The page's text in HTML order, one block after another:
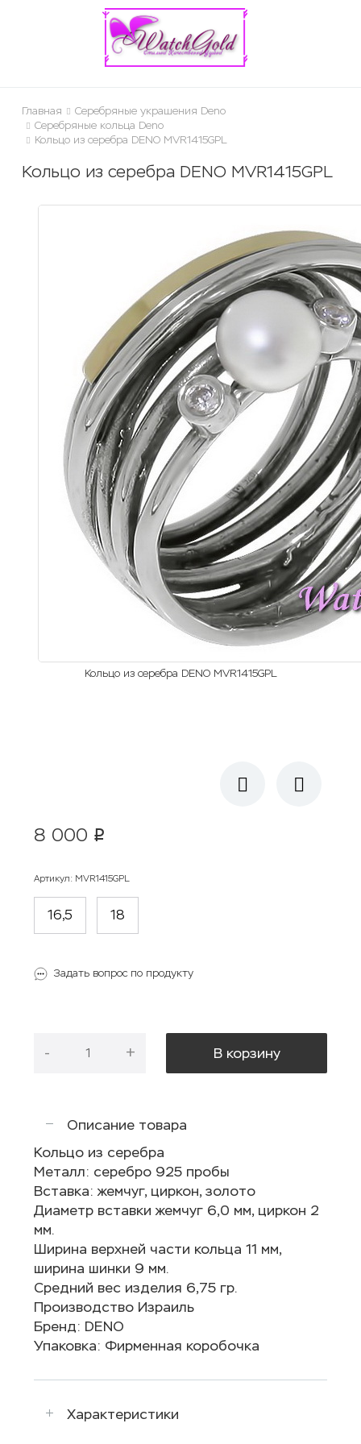
Главная
Серебряные украшения Deno
Серебряные кольца Deno
Кольцо из серебра DENO MVR1415GPL
Кольцо из серебра DENO MVR1415GPL
Кольцо из серебра DENO MVR1415GPL
8 000 p
Артикул: MVR1415GPL
16,5 18
Задать вопрос по продукту
- + В корзину
Описание товара
Кольцо из серебра
Металл: серебро 925 пробы
Вставка: жемчуг, циркон, золото
Диаметр вставки жемчуг 6,0 мм, циркон 2
мм.
Ширина верхней части кольца 11 мм,
ширина шинки 9 мм.
Средний вес изделия 6,75 гр.
Производство Израиль
Бренд: DENO
Упаковка: Фирменная коробочка
Характеристики